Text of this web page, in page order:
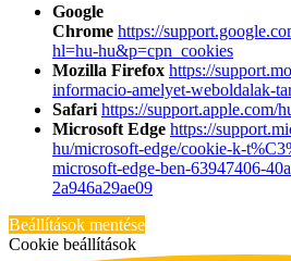
Google
Chrome https://
hl=hu-hu&p=cpn_cookies
Mozilla Firefox https://
informacio-amelyet-weboldalak-
Safari https://support.apple.com/
Microsoft Edge https://
hu/microsoft-edge/cookie-k-
microsoft-edge-ben-63947406-
2a946a29ae09
Beállítások mentése
Cookie beállítások